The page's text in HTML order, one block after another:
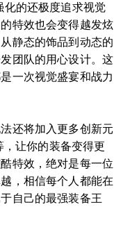
化的还极度追求视觉
特效也会变得越发炫
静态的饰品到动态的
团队的用心设计。这
一次视觉盛宴和战力
还将加入更多创新元
，让你的装备变得更
特效，绝对是每一位
，相信每个人都能在
自己的最强装备王